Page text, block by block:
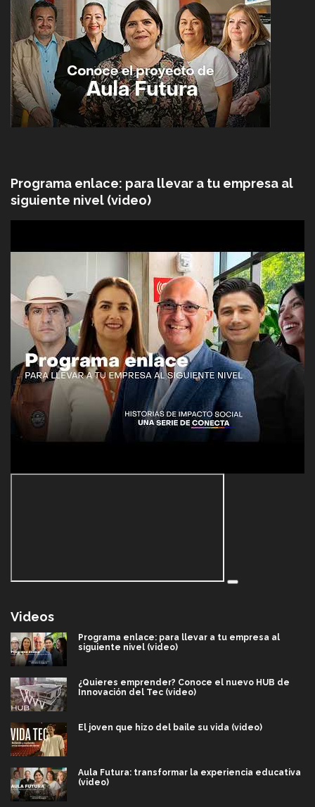
Programa enlace: para llevar a tu empresa al
siguiente nivel (video)
Videos
Programa enlace: para llevar a tu empresa al
siguiente nivel (video)
¿Quieres emprender? Conoce el nuevo HUB de
Innovación del Tec (video)
El joven que hizo del baile su vida (video)
Aula Futura: transformar la experiencia educativa
(video)